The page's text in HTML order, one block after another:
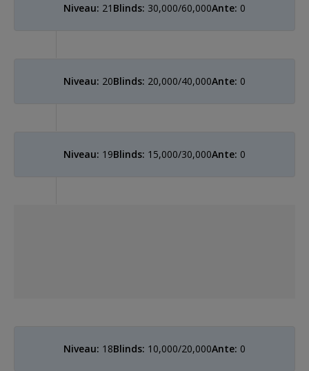
Niveau: 21 Blinds: 30,000/60,000Ante: 0
Niveau: 20Blinds: 20,000/40,000Ante: 0
Niveau: 19Blinds: 15,000/30,000Ante: 0
Niveau: 18Blinds: 10,000/20,000Ante: 0